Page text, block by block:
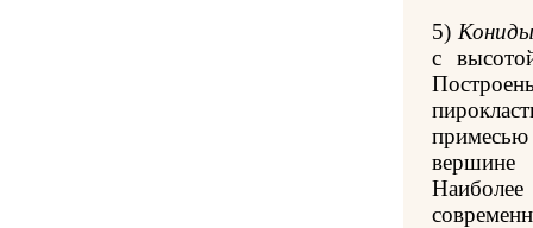
5)
с
вершине